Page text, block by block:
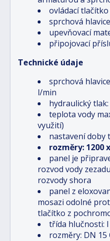
ovládací tlačítko
sprchová hlavice
upevňovací
připojovací
Technické údaje
sprchová
l/min
hydraulický
teplota vody
využití)
nastavení doby
rozměry: 1200
panel je
rozvod vody
rozvody shora
panel z
mosazi odolné
tlačítko z
třída hlučnosti: I
rozměry: DN 15